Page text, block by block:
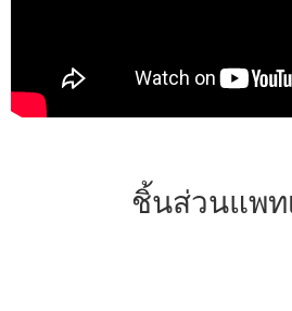
ชิ้นส่วนแพท